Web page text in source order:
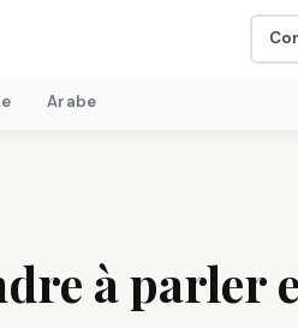
Arabe
à parler